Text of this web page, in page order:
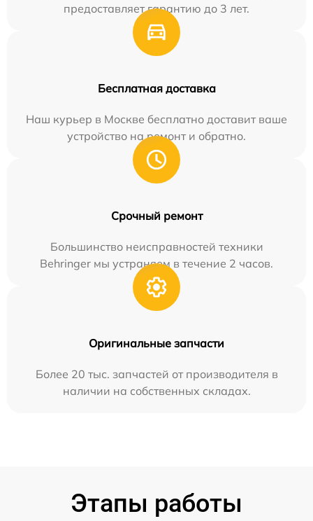
предоставляет гарантию до 3 лет.
Бесплатная доставка
Наш курьер в Москве бесплатно доставит ваше
устройство на ремонт и обратно.
Срочный ремонт
Большинство неисправностей техники
Behringer мы устраняем в течение 2 часов.
Оригинальные запчасти
Более 20 тыс. запчастей от производителя в
наличии на собственных складах.
Этапы работы